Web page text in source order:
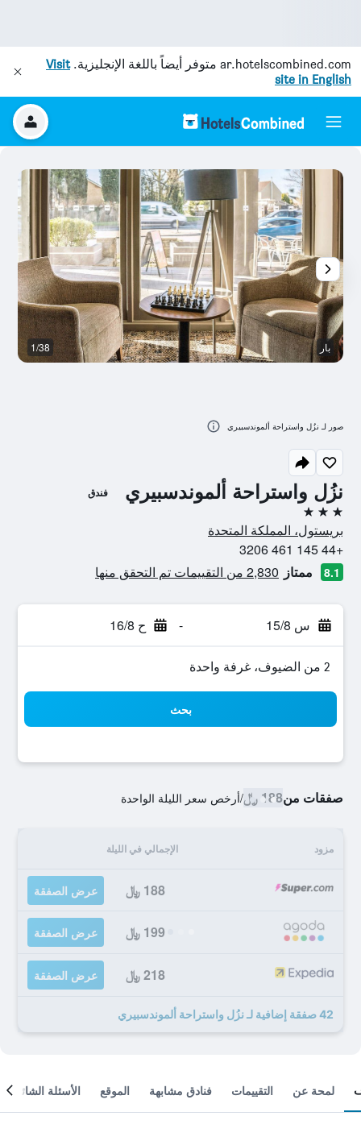
ar.hotelscombined.com متوفر أيضاً باللغة الإنجليزية.Visit
site in English
نزُل واستراحة ألموندسبيري فندق
3 نجوم
بريستول، المملكة المتحدة
+44 145 461 3206
8.1 ممتاز 2,830 من التقييمات تم التحقق منها
س 15/8 - ح 16/8
2 من الضيوف، غرفة واحدة
بحث
صفقات من188 ﷼ /أرخص سعر الليلة الواحدة
مزود الإجمالي في الليلة
188 ﷼ عرض الصفقة
199 ﷼ عرض الصفقة
218 ﷼ عرض الصفقة
42 صفقة إضافية لـ نزُل واستراحة ألموندسبيري
بار 1/38
صور لـ نزُل واستراحة ألموندسبيري
لمحة عن التقييمات فنادق مشابهة الموقع الأسئلة الشائعة